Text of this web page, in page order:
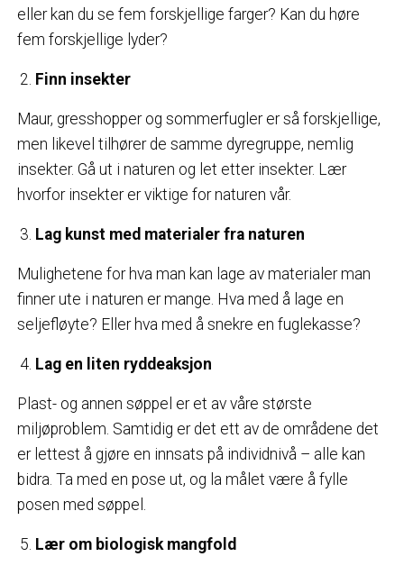
eller kan du se fem forskjellige farger? Kan du høre
fem forskjellige lyder?
Finn insekter
Maur, gresshopper og sommerfugler er så forskjellige,
men likevel tilhører de samme dyregruppe, nemlig
insekter. Gå ut i naturen og let etter insekter. Lær
hvorfor insekter er viktige for naturen vår.
Lag kunst med materialer fra naturen
Mulighetene for hva man kan lage av materialer man
finner ute i naturen er mange. Hva med å lage en
seljefløyte? Eller hva med å snekre en fuglekasse?
Lag en liten ryddeaksjon
Plast- og annen søppel er et av våre største
miljøproblem. Samtidig er det ett av de områdene det
er lettest å gjøre en innsats på individnivå – alle kan
bidra. Ta med en pose ut, og la målet være å fylle
posen med søppel.
Lær om biologisk mangfold